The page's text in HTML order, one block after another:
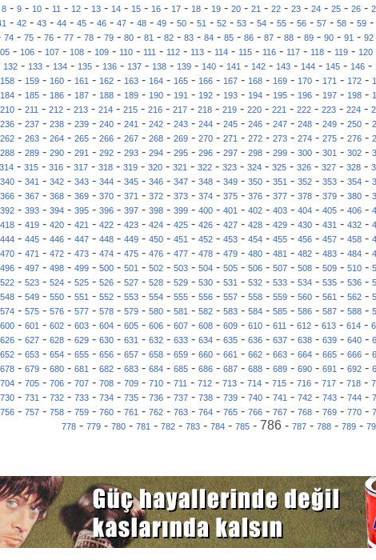
8- 9- 10- 11- 12- 13- 14- 15- 16- 17- 18- 19- 20- 21- 22- 23- 24- 25- 26-
- 42- 43- 44- 45- 46- 47- 48- 49- 50- 51- 52- 53- 54- 55- 56- 57- 58- 59-
74 - 75 - 76 - 77 - 78 - 79 - 80 - 81 - 82 - 83 - 84 - 85 - 86 - 87 - 88 - 89 - 90 - 91 - 92
- 106 - 107 - 108 - 109 - 110 - 111 - 112 - 113 - 114 - 115 - 116 - 117 - 118 - 119 - 120
132 - 133 - 134 - 135 - 136 - 137 - 138 - 139 - 140 - 141 - 142 - 143 - 144 - 145 - 146 -
158- 159- 160- 161- 162- 163- 164- 165- 166- 167- 168- 169- 170- 171- 172-
184- 185- 186- 187- 188- 189- 190- 191- 192- 193- 194- 195- 196- 197- 198-
210 - 211 - 212 - 213 - 214 - 215 - 216 - 217 - 218 - 219 - 220 - 221 - 222 - 223 - 224 -
236- 237- 238- 239- 240- 241- 242- 243- 244- 245- 246- 247- 248- 249- 250-
262- 263- 264- 265- 266- 267- 268- 269- 270- 271- 272- 273- 274- 275- 276-
288- 289- 290- 291- 292- 293- 294- 295- 296- 297- 298- 299- 300- 301- 302-
314 - 315 - 316 - 317 - 318 - 319 - 320 - 321 - 322 - 323 - 324 - 325 - 326 - 327 - 328 -
340- 341- 342- 343- 344- 345- 346- 347- 348- 349- 350- 351- 352- 353- 354-
366- 367- 368- 369- 370- 371- 372- 373- 374- 375- 376- 377- 378- 379- 380-
392 - 393 - 394 - 395 - 396 - 397 - 398 - 399 - 400 - 401 - 402 - 403 - 404 - 405 - 406 -
418- 419- 420- 421- 422- 423- 424- 425- 426- 427- 428- 429- 430- 431- 432-
444- 445- 446- 447- 448- 449- 450- 451- 452- 453- 454- 455- 456- 457- 458-
470- 471- 472- 473- 474- 475- 476- 477- 478- 479- 480- 481- 482- 483- 484-
496 - 497 - 498 - 499 - 500 - 501 - 502 - 503 - 504 - 505 - 506 - 507 - 508 - 509 - 510 -
522- 523- 524- 525- 526- 527- 528- 529- 530- 531- 532- 533- 534- 535- 536-
548- 549- 550- 551- 552- 553- 554- 555- 556- 557- 558- 559- 560- 561- 562-
574- 575- 576- 577- 578- 579- 580- 581- 582- 583- 584- 585- 586- 587- 588-
600 - 601 - 602 - 603 - 604 - 605 - 606 - 607 - 608 - 609 - 610 - 611 - 612 - 613 - 614 -
626- 627- 628- 629- 630- 631- 632- 633- 634- 635- 636- 637- 638- 639- 640-
652- 653- 654- 655- 656- 657- 658- 659- 660- 661- 662- 663- 664- 665- 666-
678- 679- 680- 681- 682- 683- 684- 685- 686- 687- 688- 689- 690- 691- 692-
704 - 705 - 706 - 707 - 708 - 709 - 710 - 711 - 712 - 713 - 714 - 715 - 716 - 717 - 718 -
730- 731- 732- 733- 734- 735- 736- 737- 738- 739- 740- 741- 742- 743- 744-
756- 757- 758- 759- 760- 761- 762- 763- 764- 765- 766- 767- 768- 769- 770-
778 - 779 - 780 - 781 - 782 - 783 - 784 - 785 - 786 - 787 - 788 - 789 -